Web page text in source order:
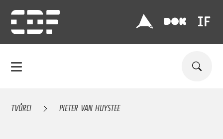
TVŮRCI PIETER VAN HUYSTEE